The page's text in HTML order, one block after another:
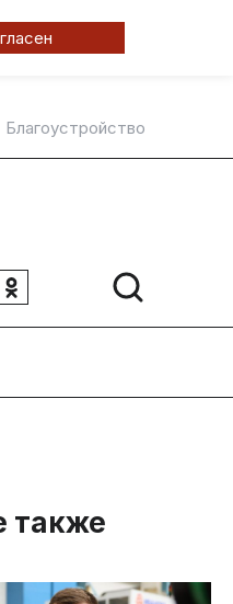
Благоустройство
также